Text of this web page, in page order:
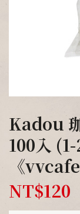
Kadou
100入
《
NT$120